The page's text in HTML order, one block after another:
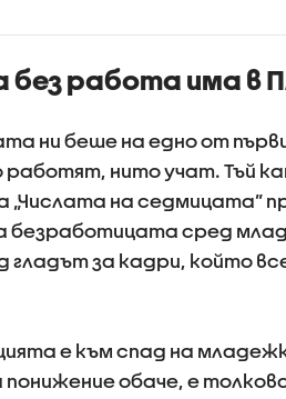
в
къде има
на пътя
без работа има в
ни беше на едно от
работят, нито учат. Тъй
„Числата на седмицата”
сред
гладът за кадри, който
е към спад на
обаче, е